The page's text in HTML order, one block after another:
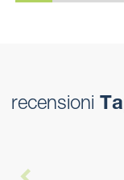
recensioni